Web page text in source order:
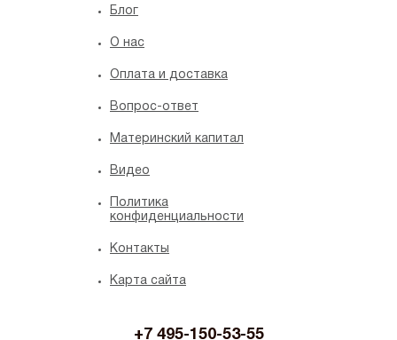
Блог
O нас
Оплата и доставка
Вопрос-ответ
Материнский капитал
Видео
Политика
конфиденциальности
Контакты
Карта сайта
+7 495-150-53-55